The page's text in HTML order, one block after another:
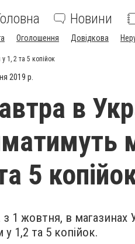
Новини
Оголошення Довідкова
1, 2 та 5 копійок
2019 р.
в
5
з 1 жовтня, в
у 1,2 та 5 копійок.